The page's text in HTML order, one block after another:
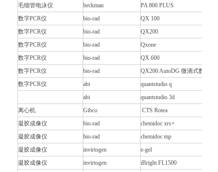
毛细管电泳仪
beckman
PA 800 PLUS
数字PCR仪
bio-rad
QX 100
数字PCR仪
bio-rad
QX200
数字PCR仪
bio-rad
Qxone
数字PCR仪
bio-rad
QX 600
数字PCR仪
bio-rad
QX200 AutoDG 微滴式数字高
数字PCR仪
abi
quantstudio q
abi
quantstudio 3d
离心机
Gibco
CTS Rotea
凝胶成像仪
bio-rad
chemidoc xrs+
凝胶成像仪
bio-rad
chemidoc mp
凝胶成像仪
invirtogen
e-gel
凝胶成像仪
invirtogen
iBright FL1500